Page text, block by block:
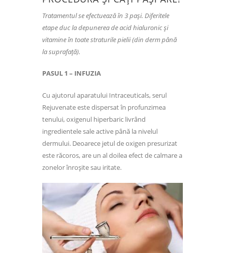
Tratamentul se efectuează în 3 pași. Diferitele
etape duc la depunerea de acid hialuronic și
vitamine în toate straturile pielii (din derm până
la suprafață).
PASUL 1 – INFUZIA
Cu ajutorul aparatului Intraceuticals, serul
Rejuvenate este dispersat în profunzimea
tenului, oxigenul hiperbaric livrând
ingredientele sale active până la nivelul
dermului. Deoarece jetul de oxigen presurizat
este răcoros, are un al doilea efect de calmare a
zonelor înroșite sau iritate.